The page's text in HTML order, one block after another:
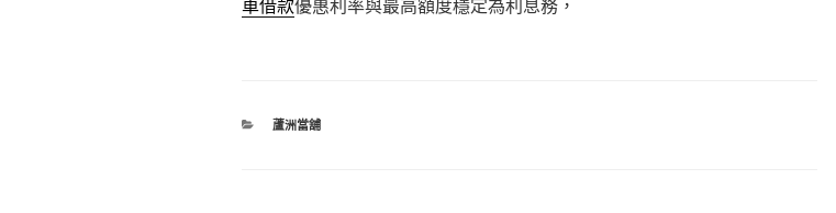
車借款優惠利率與最高額度穩定為利息務，
分
蘆洲當舖